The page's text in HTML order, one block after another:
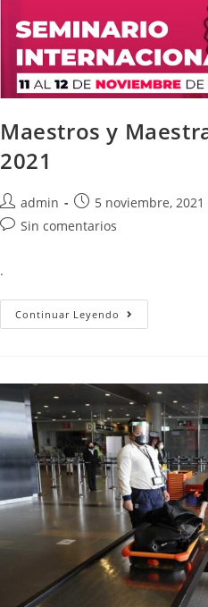
Maestros y
2021
admin 5 noviembre, 2021
Sin comentarios
.
Continuar Leyendo